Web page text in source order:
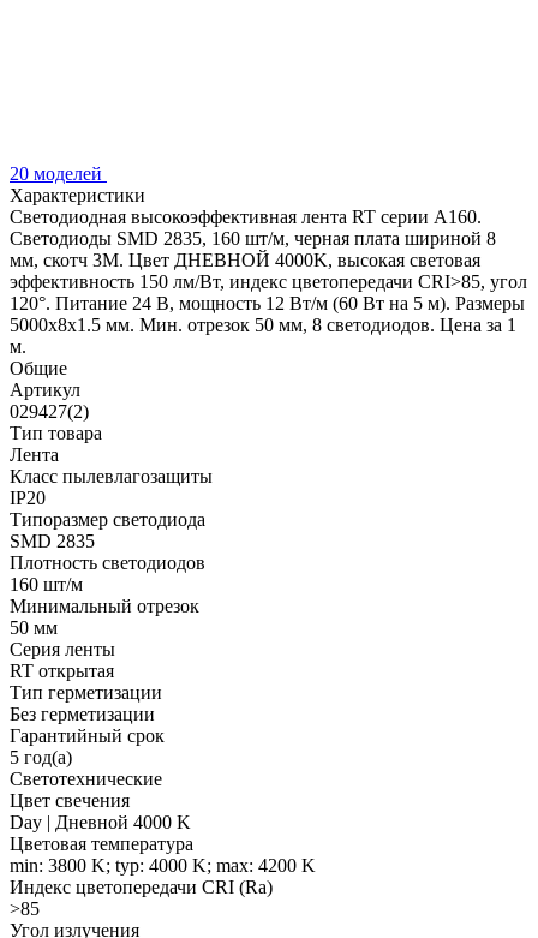
20 моделей
Характеристики
Светодиодная высокоэффективная лента RT серии A160.
Светодиоды SMD 2835, 160 шт/м, черная плата шириной 8
мм, скотч 3M. Цвет ДНЕВНОЙ 4000K, высокая световая
эффективность 150 лм/Вт, индекс цветопередачи CRI>85, угол
120°. Питание 24 В, мощность 12 Вт/м (60 Вт на 5 м). Размеры
5000x8x1.5 мм. Мин. отрезок 50 мм, 8 светодиодов. Цена за 1
м.
Общие
Артикул
029427(2)
Тип товара
Лента
Класс пылевлагозащиты
IP20
Типоразмер светодиода
SMD 2835
Плотность светодиодов
160 шт/м
Минимальный отрезок
50 мм
Серия ленты
RT открытая
Тип герметизации
Без герметизации
Гарантийный срок
5 год(а)
Светотехнические
Цвет свечения
Day | Дневной 4000 K
Цветовая температура
min: 3800 K; typ: 4000 K; max: 4200 K
Индекс цветопередачи CRI (Ra)
>85
Угол излучения